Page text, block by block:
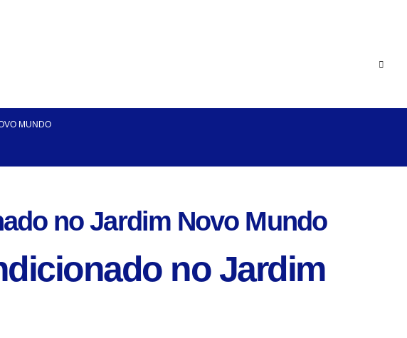
MUNDO
no Jardim Novo Mundo
no Jardim